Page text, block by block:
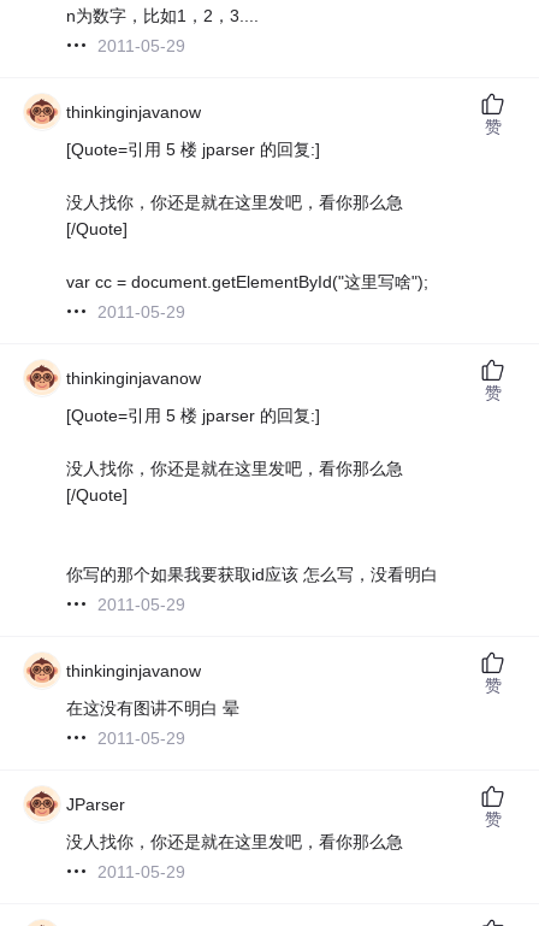
n为数字，比如1，2，3....
2011-05-29
thinkinginjavanow
[Quote=引用 5 楼 jparser 的回复:]
没人找你，你还是就在这里发吧，看你那么急
[/Quote]
var cc = document.getElementById("这里写啥");
2011-05-29
赞
thinkinginjavanow
[Quote=引用 5 楼 jparser 的回复:]
没人找你，你还是就在这里发吧，看你那么急
[/Quote]
你写的那个如果我要获取id应该 怎么写，没看明白
2011-05-29
赞
thinkinginjavanow
在这没有图讲不明白 晕
2011-05-29
赞
JParser
没人找你，你还是就在这里发吧，看你那么急
2011-05-29
赞